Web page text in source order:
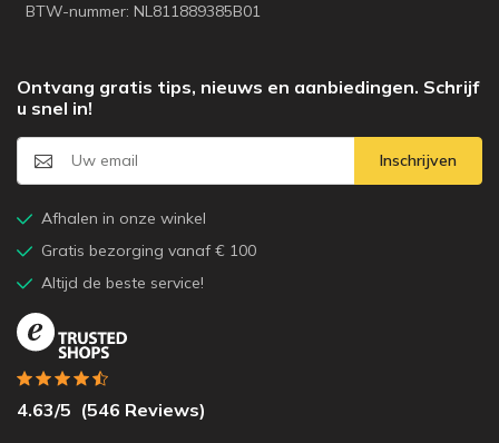
BTW-nummer: NL811889385B01
Ontvang gratis tips, nieuws en aanbiedingen. Schrijf
u snel in!
Inschrijven
Afhalen in onze winkel
Gratis bezorging vanaf € 100
Altijd de beste service!
4.63/5 (546 Reviews)